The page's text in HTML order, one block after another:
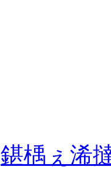
鍖楀ぇ浠